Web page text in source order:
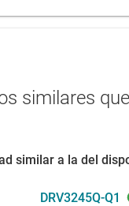
similares
similar a la del
DRV3245Q-Q1